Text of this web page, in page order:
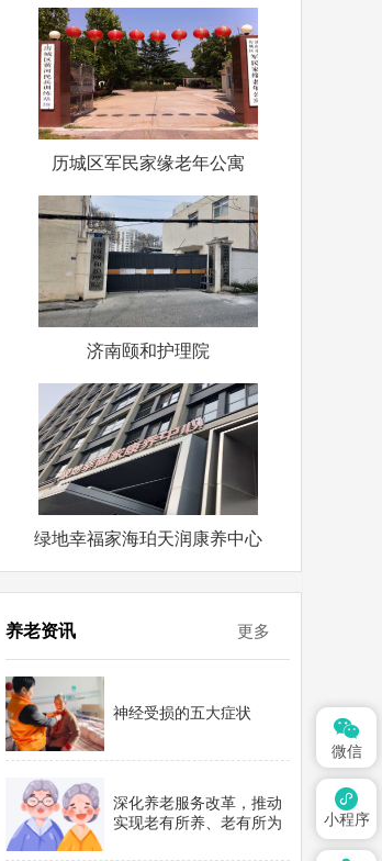
历城区军民家缘老年公寓
济南颐和护理院
绿地幸福家海珀天润康养中心
养老资讯 更多
神经受损的五大症状
深化养老服务改革，推动
实现老有所养、老有所为

微信

小程序